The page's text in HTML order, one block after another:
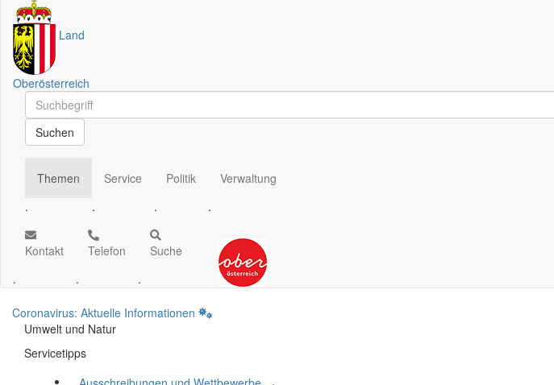
Land
Oberösterreich
Schnellsuche
Schnellsuche
Suchen
Themen
.
Service
.
Politik
.
Verwaltung
.
Kontakt
.
Telefon
.
Suche
.
Coronavirus: Aktuelle Informationen
Umwelt und Natur
Servicetipps
.